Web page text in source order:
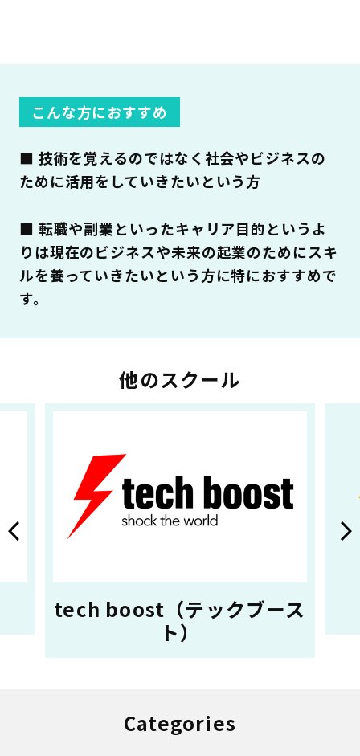
こんな方におすすめ
■ 技術を覚えるのではなく社会やビジネスの
ために活用をしていきたいという方
■ 転職や副業といったキャリア目的というよ
りは現在のビジネスや未来の起業のためにスキ
ルを養っていきたいという方に特におすすめで
す。
他のスクール
tech boost（テックブース
ト）
Categories